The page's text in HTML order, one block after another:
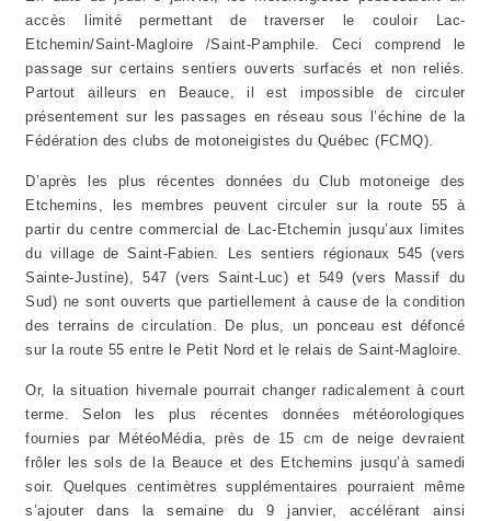
accès limité permettant de traverser le couloir Lac-
Etchemin/Saint-Magloire /Saint-Pamphile. Ceci comprend le
passage sur certains sentiers ouverts surfacés et non reliés.
Partout ailleurs en Beauce, il est impossible de circuler
présentement sur les passages en réseau sous l’échine de la
Fédération des clubs de motoneigistes du Québec (FCMQ).
D’après les plus récentes données du Club motoneige des
Etchemins, les membres peuvent circuler sur la route 55 à
partir du centre commercial de Lac-Etchemin jusqu’aux limites
du village de Saint-Fabien. Les sentiers régionaux 545 (vers
Sainte-Justine), 547 (vers Saint-Luc) et 549 (vers Massif du
Sud) ne sont ouverts que partiellement à cause de la condition
des terrains de circulation. De plus, un ponceau est défoncé
sur la route 55 entre le Petit Nord et le relais de Saint-Magloire.
Or, la situation hivernale pourrait changer radicalement à court
terme. Selon les plus récentes données météorologiques
fournies par MétéoMédia, près de 15 cm de neige devraient
frôler les sols de la Beauce et des Etchemins jusqu’à samedi
soir. Quelques centimètres supplémentaires pourraient même
s’ajouter dans la semaine du 9 janvier, accélérant ainsi